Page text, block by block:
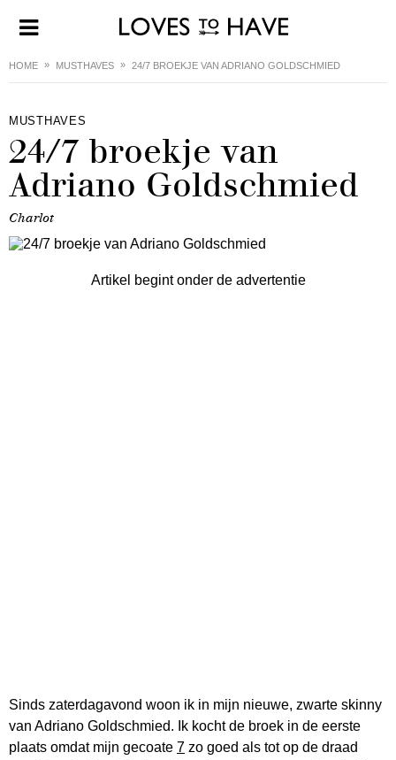
HOME MUSTHAVES 24/7 BROEKJE VAN ADRIANO GOLDSCHMIED
MUSTHAVES
24/7 broekje van
Adriano Goldschmied
Charlot
Artikel begint onder de advertentie
Sinds zaterdagavond woon ik in mijn nieuwe, zwarte skinny
van Adriano Goldschmied. Ik kocht de broek in de eerste
plaats omdat mijn gecoate 7 zo goed als tot op de draad